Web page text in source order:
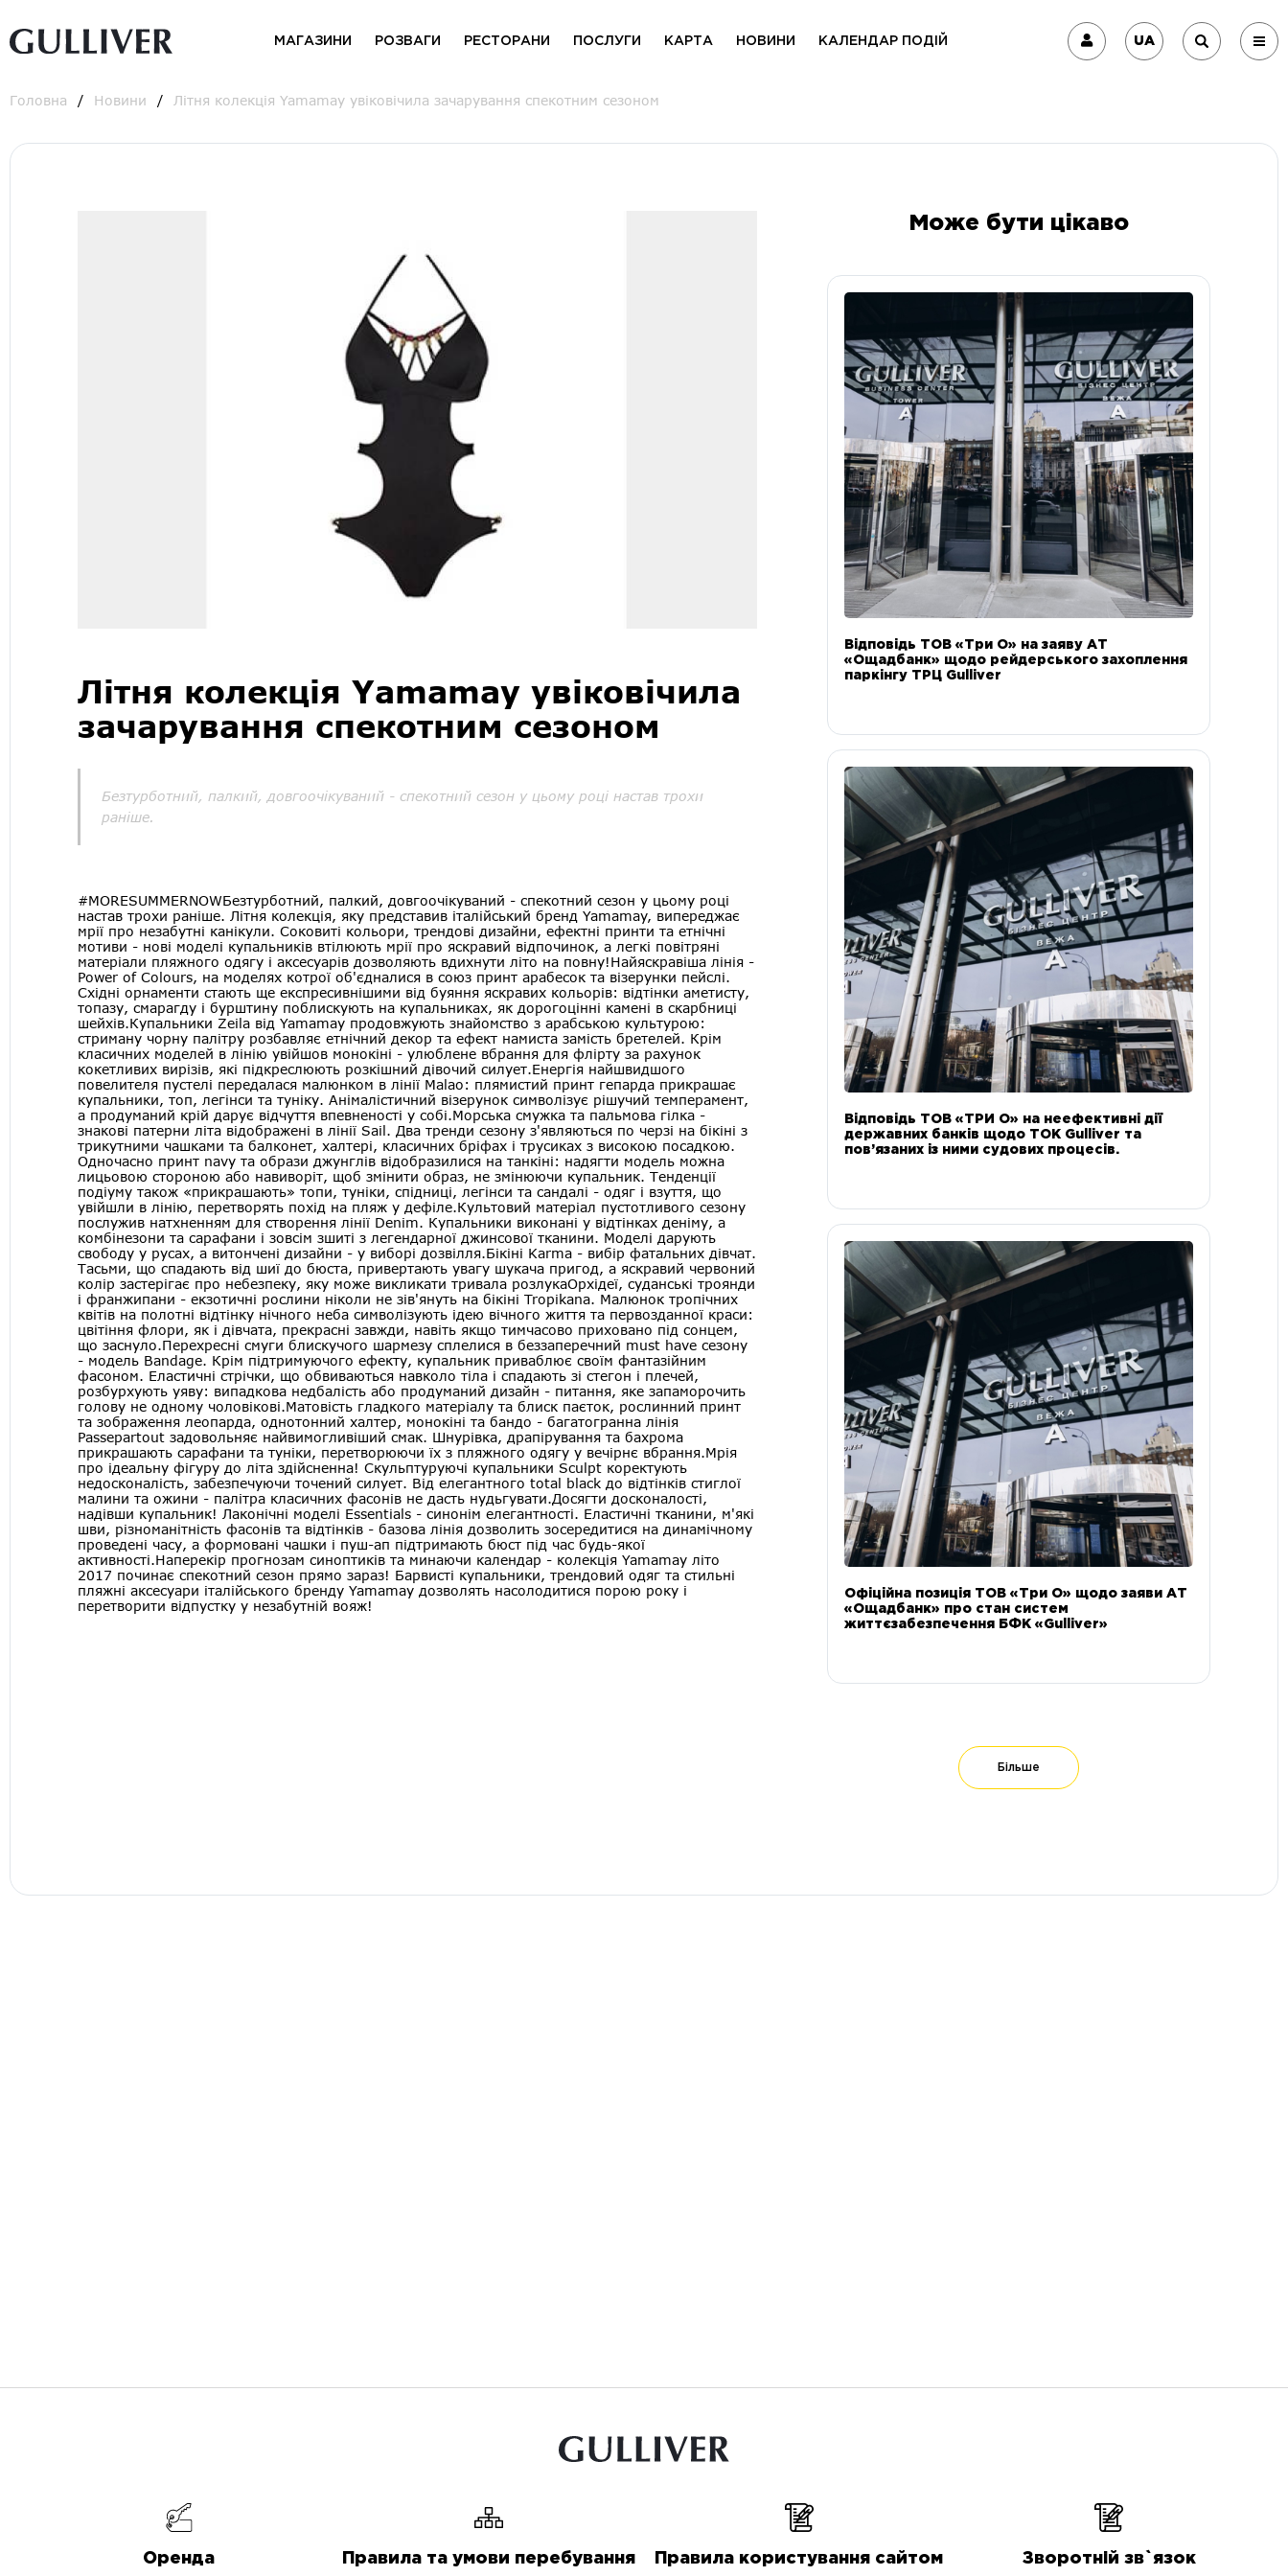
МАГАЗИНИ РОЗВАГИ РЕСТОРАНИ ПОСЛУГИ КАРТА НОВИНИ КАЛЕНДАР ПОДІЙ UA
Головна Новини Літня колекція Yamamay увіковічила зачарування спекотним сезоном
Літня колекція Yamamay увіковічила
зачарування спекотним сезоном
Безтурботний, палкий, довгоочікуваний - спекотний сезон у цьому році настав трохи
раніше.
#MORESUMMERNOWБезтурботний, палкий, довгоочікуваний - спекотний сезон у цьому році
настав трохи раніше. Літня колекція, яку представив італійський бренд Yamamay, випереджає
мрії про незабутні канікули. Соковиті кольори, трендові дизайни, ефектні принти та етнічні
мотиви - нові моделі купальників втілюють мрії про яскравий відпочинок, а легкі повітряні
матеріали пляжного одягу і аксесуарів дозволяють вдихнути літо на повну!Найяскравіша лінія -
Power of Сolours, на моделях котрої об'єдналися в союз принт арабесок та візерунки пейслі.
Східні орнаменти стають ще експресивнішими від буяння яскравих кольорів: відтінки аметисту,
топазу, смарагду і бурштину поблискують на купальниках, як дорогоцінні камені в скарбниці
шейхів.Купальники Zeila від Yamamay продовжують знайомство з арабською культурою:
стриману чорну палітру розбавляє етнічний декор та ефект намиста замість бретелей. Крім
класичних моделей в лінію увійшов монокіні - улюблене вбрання для флірту за рахунок
кокетливих вирізів, які підкреслюють розкішний дівочий силует.Енергія найшвидшого
повелителя пустелі передалася малюнком в лінії Malao: плямистий принт гепарда прикрашає
купальники, топ, легінси та туніку. Анімалістичний візерунок символізує рішучий темперамент,
а продуманий крій дарує відчуття впевненості у собі.Морська смужка та пальмова гілка -
знакові патерни літа відображені в лінії Sail. Два тренди сезону з'являються по черзі на бікіні з
трикутними чашками та балконет, халтері, класичних бріфах і трусиках з високою посадкою.
Одночасно принт navy та образи джунглів відобразилися на танкіні: надягти модель можна
лицьовою стороною або навиворіт, щоб змінити образ, не змінюючи купальник. Тенденції
подіуму також «прикрашають» топи, туніки, спідниці, легінси та сандалі - одяг і взуття, що
увійшли в лінію, перетворять похід на пляж у дефіле.Культовий матеріал пустотливого сезону
послужив натхненням для створення лінії Denim. Купальники виконані у відтінках деніму, а
комбінезони та сарафани і зовсім зшиті з легендарної джинсової тканини. Моделі дарують
свободу у русах, а витончені дизайни - у виборі дозвілля.Бікіні Karma - вибір фатальних дівчат.
Тасьми, що спадають від шиї до бюста, привертають увагу шукача пригод, а яскравий червоний
колір застерігає про небезпеку, яку може викликати тривала розлукаОрхідеї, суданські троянди
і франжипани - екзотичні рослини ніколи не зів'януть на бікіні Tropikana. Малюнок тропічних
квітів на полотні відтінку нічного неба символізують ідею вічного життя та первозданної краси:
цвітіння флори, як і дівчата, прекрасні завжди, навіть якщо тимчасово приховано під сонцем,
що заснуло.Перехресні смуги блискучого шармезу сплелися в беззаперечний must have сезону
- модель Bandage. Крім підтримуючого ефекту, купальник приваблює своїм фантазійним
фасоном. Еластичні стрічки, що обвиваються навколо тіла і спадають зі стегон і плечей,
розбурхують уяву: випадкова недбалість або продуманий дизайн - питання, яке запаморочить
голову не одному чоловікові.Матовість гладкого матеріалу та блиск паєток, рослинний принт
та зображення леопарда, однотонний халтер, монокіні та бандо - багатогранна лінія
Passepartout задовольняє найвимогливіший смак. Шнурівка, драпірування та бахрома
прикрашають сарафани та туніки, перетворюючи їх з пляжного одягу у вечірнє вбрання.Мрія
про ідеальну фігуру до літа здійсненна! Скульптуруючі купальники Sculpt коректують
недосконалість, забезпечуючи точений силует. Від елегантного total black до відтінків стиглої
малини та ожини - палітра класичних фасонів не дасть нудьгувати.Досягти досконалості,
надівши купальник! Лаконічні моделі Essentials - синонім елегантності. Еластичні тканини, м'які
шви, різноманітність фасонів та відтінків - базова лінія дозволить зосередитися на динамічному
проведені часу, а формовані чашки і пуш-ап підтримають бюст під час будь-якої
активності.Наперекір прогнозам синоптиків та минаючи календар - колекція Yamamay літо
2017 починає спекотний сезон прямо зараз! Барвисті купальники, трендовий одяг та стильні
пляжні аксесуари італійського бренду Yamamay дозволять насолодитися порою року і
перетворити відпустку у незабутній вояж!
Може бути цікаво
Відповідь ТОВ «Три О» на заяву АТ
«Ощадбанк» щодо рейдерського захоплення
паркінгу ТРЦ Gulliver
Відповідь ТОВ «ТРИ О» на неефективні дії
державних банків щодо ТОК Gulliver та
пов’язаних із ними судових процесів.
Офіційна позиція ТОВ «Три О» щодо заяви АТ
«Ощадбанк» про стан систем
життєзабезпечення БФК «Gulliver»
Більше
Оренда Правила та умови перебування Правила користування сайтом Зворотній зв`язок